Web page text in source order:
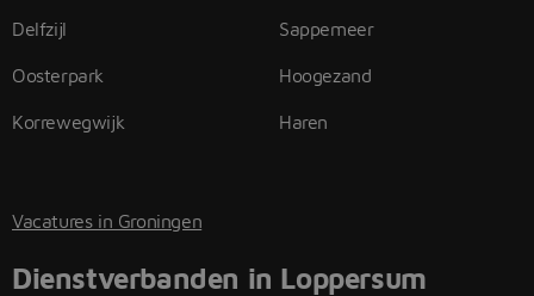
Delfzijl
Oosterpark
Korrewegwijk
Sappemeer
Hoogezand
Haren
Vacatures in Groningen
Dienstverbanden in Loppersum